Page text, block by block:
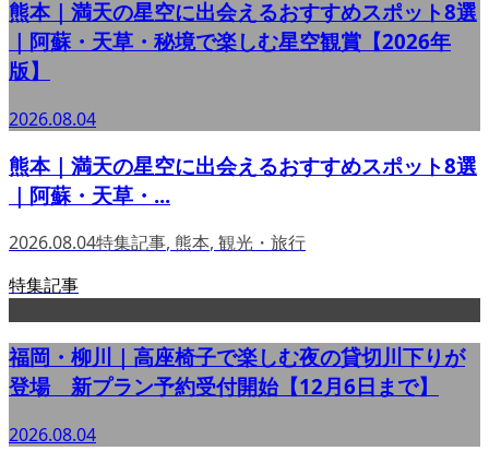
熊本｜満天の星空に出会えるおすすめスポット8選
｜阿蘇・天草・秘境で楽しむ星空観賞【2026年
版】
2026.08.04
熊本｜満天の星空に出会えるおすすめスポット8選
｜阿蘇・天草・...
2026.08.04特集記事, 熊本, 観光・旅行
特集記事
福岡・柳川｜高座椅子で楽しむ夜の貸切川下りが
登場 新プラン予約受付開始【12月6日まで】
2026.08.04